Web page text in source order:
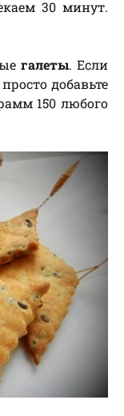
30 минут.
галеты. Если
добавьте
150 любого